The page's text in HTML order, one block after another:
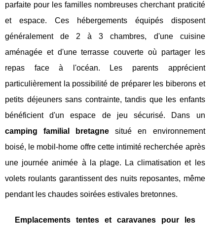
parfaite pour les familles nombreuses cherchant praticité
et espace. Ces hébergements équipés disposent
généralement de 2 à 3 chambres, d'une cuisine
aménagée et d'une terrasse couverte où partager les
repas face à l'océan. Les parents apprécient
particulièrement la possibilité de préparer les biberons et
petits déjeuners sans contrainte, tandis que les enfants
bénéficient d'un espace de jeu sécurisé. Dans un
camping familial bretagne situé en environnement
boisé, le mobil-home offre cette intimité recherchée après
une journée animée à la plage. La climatisation et les
volets roulants garantissent des nuits reposantes, même
pendant les chaudes soirées estivales bretonnes.
Emplacements tentes et caravanes pour les